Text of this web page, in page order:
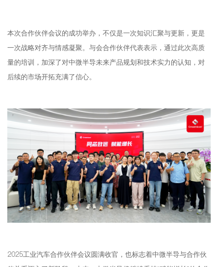
本次合作伙伴会议的成功举办，不仅是一次知识汇聚与更新，更是
一次战略对齐与情感凝聚。与会合作伙伴代表表示，通过此次高质
量的培训，加深了对中微半导未来产品规划和技术实力的认知，对
后续的市场开拓充满了信心。
2025工业汽车合作伙伴会议圆满收官，也标志着中微半导与合作伙